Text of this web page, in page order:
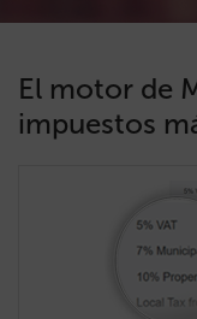
El motor de
impuestos